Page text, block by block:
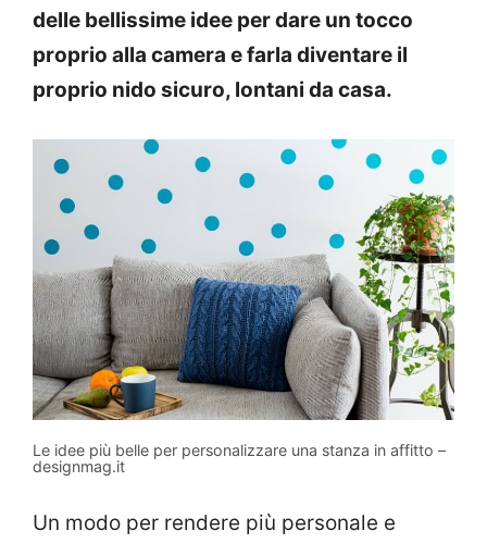
delle bellissime idee per dare un tocco
proprio alla camera e farla diventare il
proprio nido sicuro, lontani da casa.
Le idee più belle per personalizzare una stanza in affitto –
designmag.it
Un modo per rendere più personale e